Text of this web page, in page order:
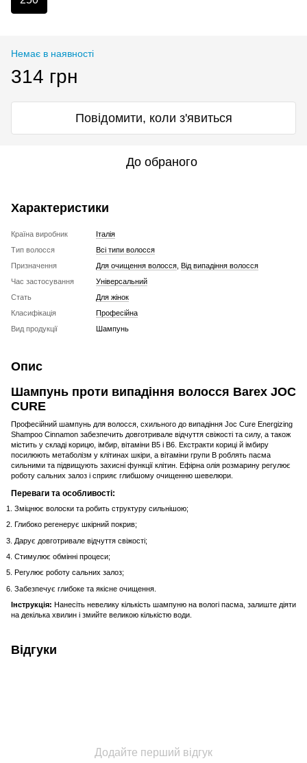
Немає в наявності
314 грн
Повідомити, коли з'явиться
До обраного
Характеристики
Країна виробник
Італія
Тип волосся
Всі типи волосся
Призначення
Для очищення волосся Від випадіння волосся
Час застосування
Універсальний
Стать
Для жінок
Класифікація
Професійна
Вид продукції
Шампунь
Опис
Шампунь проти випадіння волосся Barex JOC
CURE
Професійний шампунь для волосся, схильного до випадіння Joc Cure Energizing
Shampoo Cinnamon забезпечить довготривале відчуття свіжості та силу, а також
містить у складі корицю, імбир, вітаміни В5 і В6. Екстракти кориці й імбиру
посилюють метаболізм у клітинах шкіри, а вітаміни групи B роблять пасма
сильними та підвищують захисні функції клітин. Ефірна олія розмарину регулює
роботу сальних залоз і сприяє глибшому очищенню шевелюри.
Переваги та особливості:
Зміцнює волоски та робить структуру сильнішою;
Глибоко регенерує шкірний покрив;
Дарує довготривале відчуття свіжості;
Стимулює обмінні процеси;
Регулює роботу сальних залоз;
Забезпечує глибоке та якісне очищення.
Інструкція: Нанесіть невелику кількість шампуню на вологі пасма, залиште діяти
на декілька хвилин і змийте великою кількістю води.
Відгуки
Додайте перший відгук